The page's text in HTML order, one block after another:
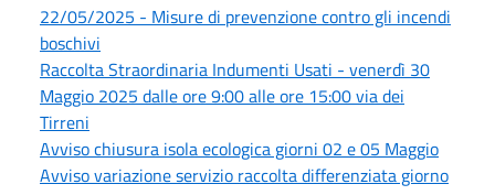
22/05/2025 - Misure di prevenzione contro gli incendi
boschivi
Raccolta Straordinaria Indumenti Usati - venerdì 30
Maggio 2025 dalle ore 9:00 alle ore 15:00 via dei
Tirreni
Avviso chiusura isola ecologica giorni 02 e 05 Maggio
Avviso variazione servizio raccolta differenziata giorno